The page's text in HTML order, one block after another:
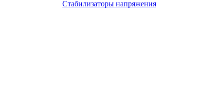
Стабилизаторы напряжения